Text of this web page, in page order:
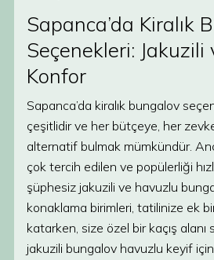
Sapanca’da Kiralık
Seçenekleri: Jakuzili
Konfor
Sapanca’da kiralık bungalov
çeşitlidir ve her bütçeye, her
alternatif bulmak mümkündür.
çok tercih edilen ve popülerliği
şüphesiz jakuzili ve havuzlu
konaklama birimleri, tatilinize ek
katarken, size özel bir kaçış alanı
jakuzili bungalov havuzlu keyif